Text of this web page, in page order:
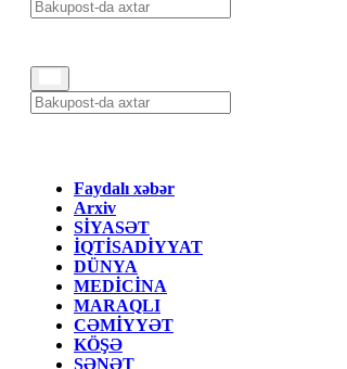
Faydalı xəbər
Arxiv
SİYASƏT
İQTİSADİYYAT
DÜNYA
MEDİCİNA
MARAQLI
CƏMİYYƏT
KÖŞƏ
SƏNƏT